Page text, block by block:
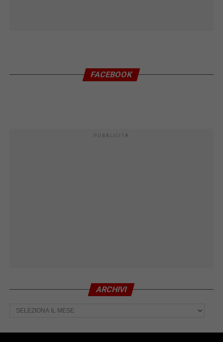
FACEBOOK
PUBBLICITÀ
ARCHIVI
Archivi